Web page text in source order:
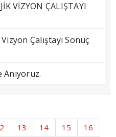
VİZYON ÇALIŞTAYI
Çalıştayı Sonuç
Anıyoruz.
13 14 15 16